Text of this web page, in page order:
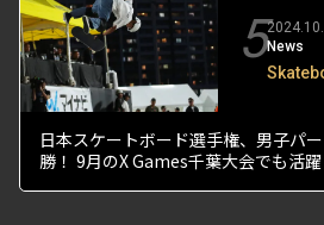
5News
日本スケートボード選手権、男子パ
勝！ 9月のX Games千葉大会でも活躍